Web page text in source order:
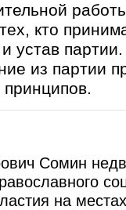
кто
устав
из партии
Сомин
на